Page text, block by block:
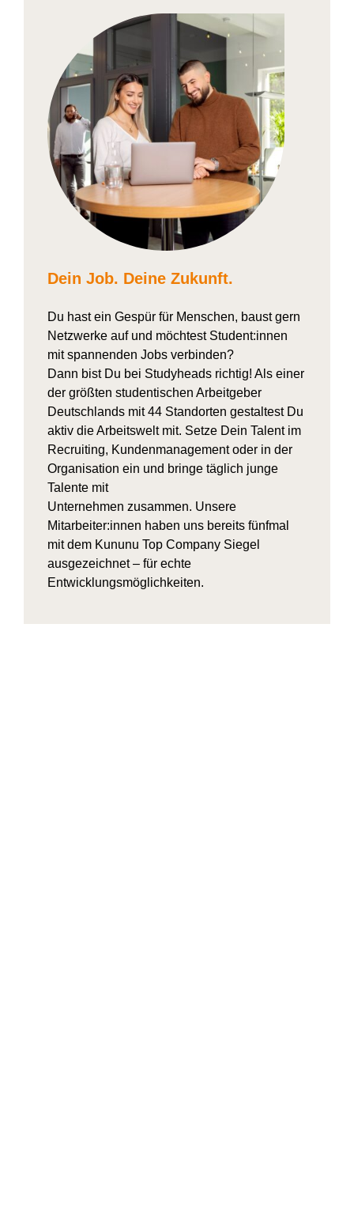
Dein Job. Deine Zukunft.
Du hast ein Gespür für Menschen, baust gern
Netzwerke auf und möchtest Student:innen
mit spannenden Jobs verbinden?
Dann bist Du bei Studyheads richtig! Als einer
der größten studentischen Arbeitgeber
Deutschlands mit 44 Standorten gestaltest Du
aktiv die Arbeitswelt mit. Setze Dein Talent im
Recruiting, Kundenmanagement oder in der
Organisation ein und bringe täglich junge
Talente mit
Unternehmen zusammen. Unsere
Mitarbeiter:innen haben uns bereits fünfmal
mit dem Kununu Top Company Siegel
ausgezeichnet – für echte
Entwicklungsmöglichkeiten.